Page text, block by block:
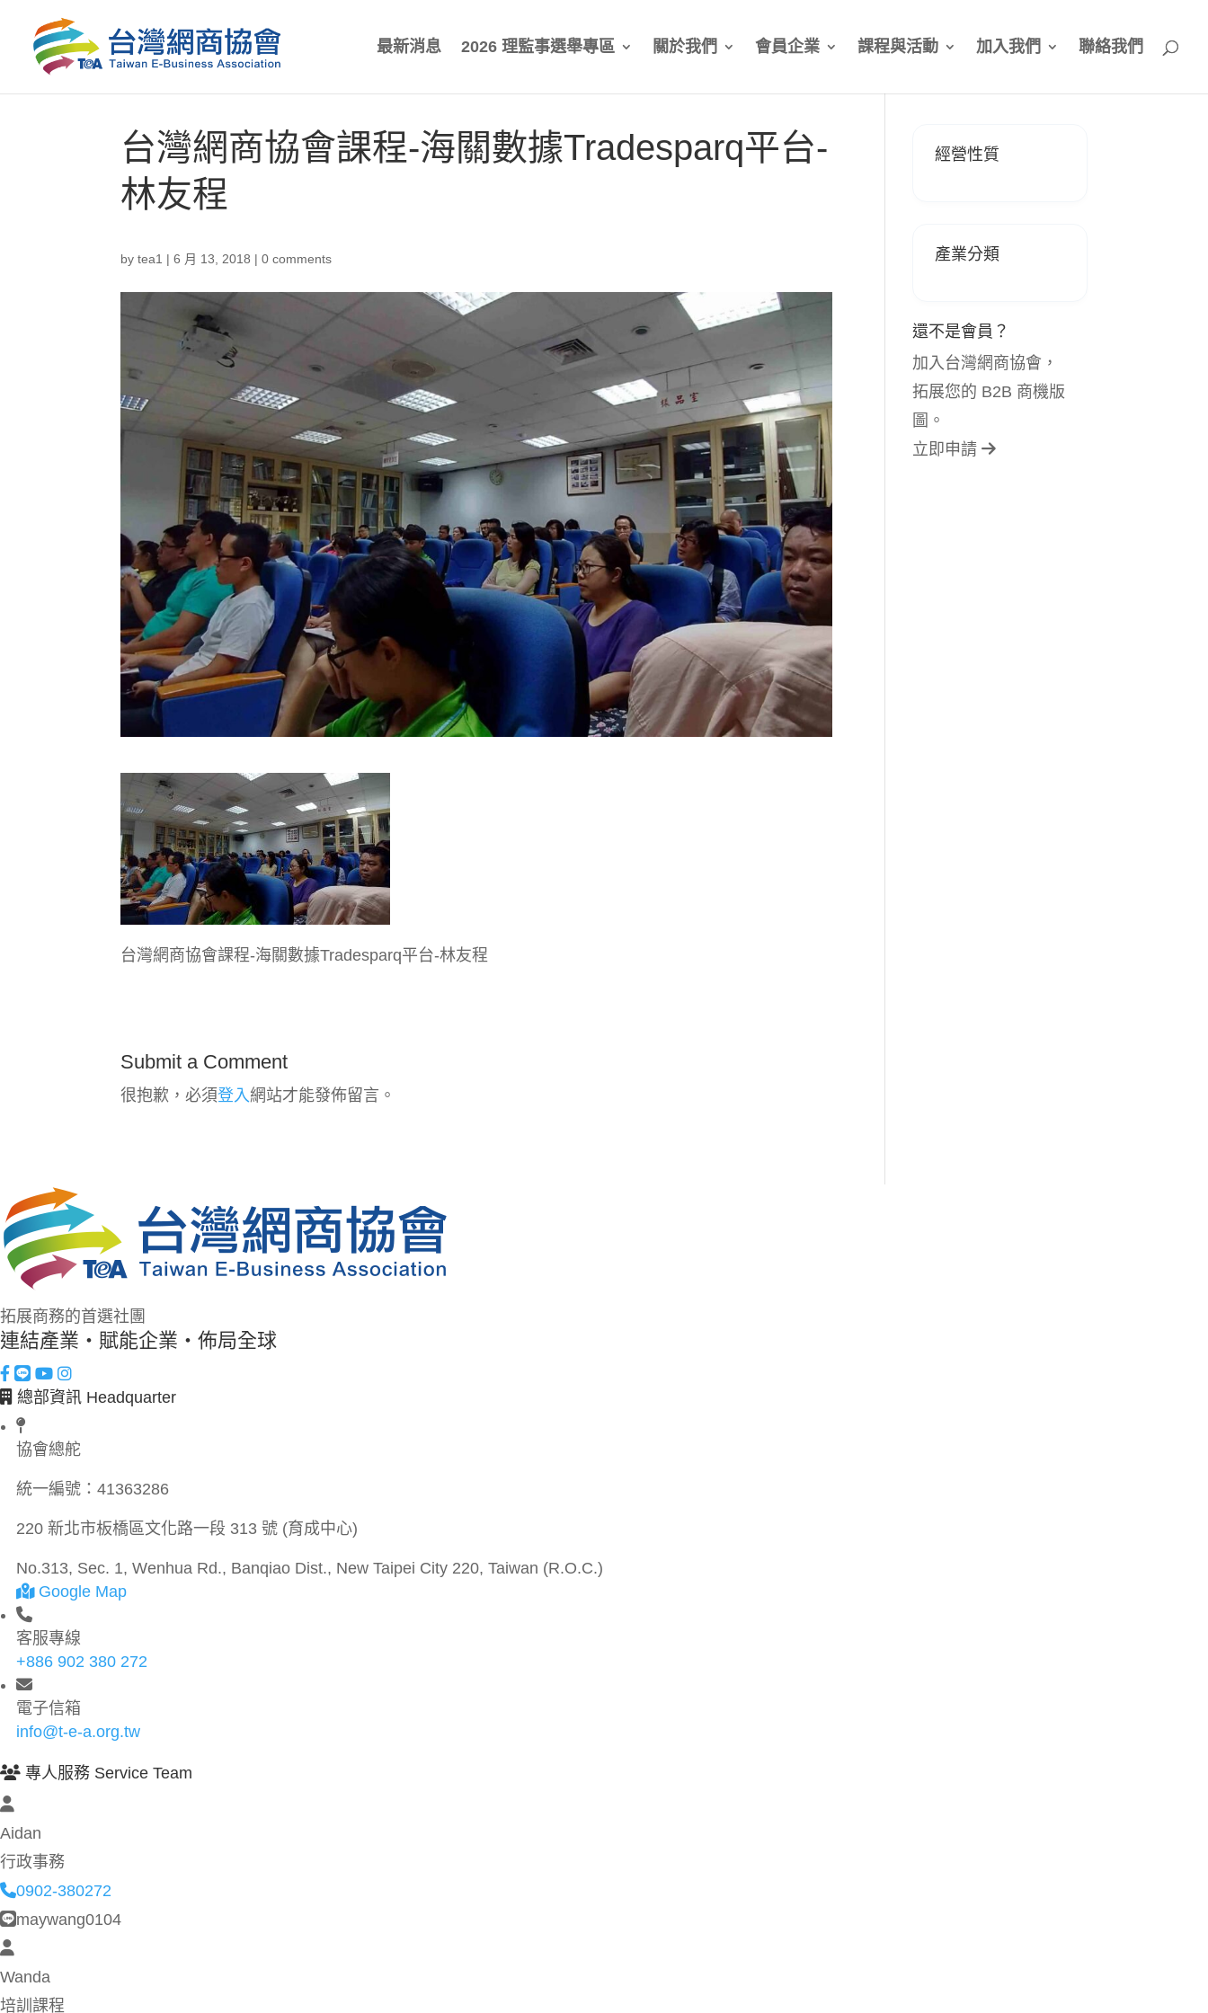
最新消息 2026 理監事選舉專區 關於我們 會員企業 課程與活動 加入我們 聯絡我們
台灣網商協會課程-海關數據Tradesparq平台-
林友程
bytea1 |6 月 13, 2018 |0 comments
台灣網商協會課程-海關數據Tradesparq平台-林友程
Submit a Comment
很抱歉，必須登入 網站才能發佈留言。
經營性質
產業分類
還不是會員？
加入台灣網商協會，
拓展您的 B2B 商機版
圖。
立即申請
拓展商務的首選社團
連結產業・賦能企業・佈局全球
總部資訊 Headquarter
協會總舵
統一編號： 41363286
220 新北市板橋區文化路一段 313 號 (育成中心)
No.313, Sec. 1, Wenhua Rd., Banqiao Dist., New Taipei City 220, Taiwan (R.O.C.)
Google Map
客服專線
+886 902 380 272
電子信箱
info@t-e-a.org.tw
專人服務 Service Team
Aidan
行政事務
0902-380272
maywang0104
Wanda
培訓課程